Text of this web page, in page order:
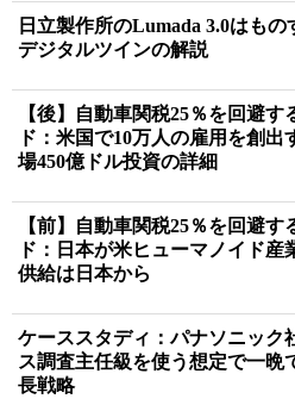
日立製作所のLumada 3.0はも
デジタルツインの解説
【後】自動車関税25％を回避
ド：米国で10万人の雇用を創
場450億ドル投資の詳細
【前】自動車関税25％を回避
ド：日本が米ヒューマノイド
供給は日本から
ケーススタディ：パナソニック
ス調査主任級を使う想定で一晩
長戦略